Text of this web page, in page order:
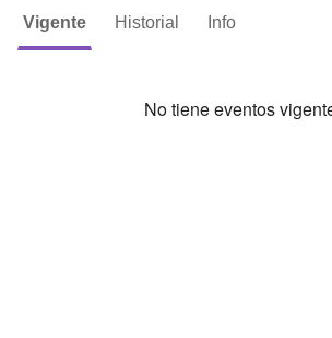
Vigente Historial Info
No tiene eventos